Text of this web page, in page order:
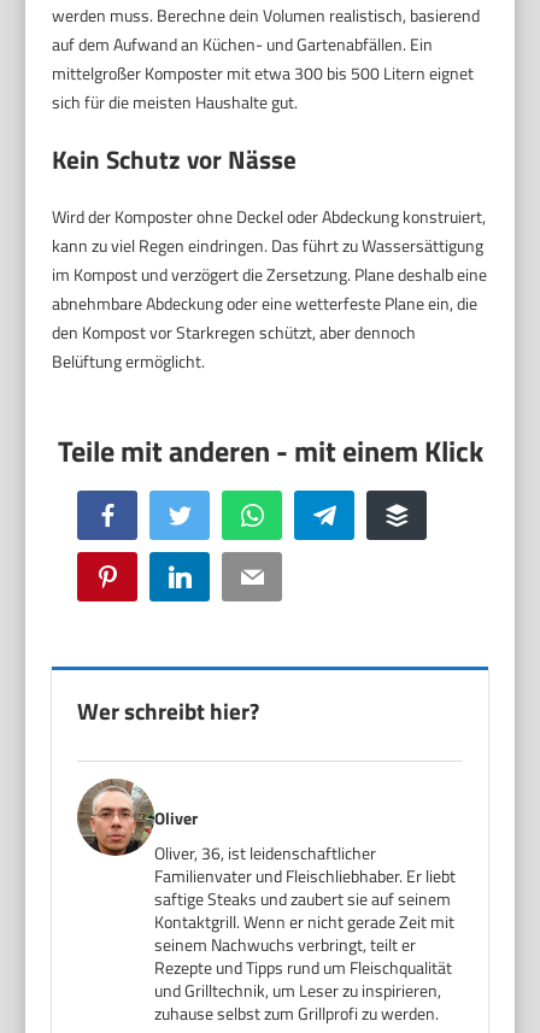
werden muss. Berechne dein Volumen realistisch, basierend
auf dem Aufwand an Küchen- und Gartenabfällen. Ein
mittelgroßer Komposter mit etwa 300 bis 500 Litern eignet
sich für die meisten Haushalte gut.
Kein Schutz vor Nässe
Wird der Komposter ohne Deckel oder Abdeckung konstruiert,
kann zu viel Regen eindringen. Das führt zu Wassersättigung
im Kompost und verzögert die Zersetzung. Plane deshalb eine
abnehmbare Abdeckung oder eine wetterfeste Plane ein, die
den Kompost vor Starkregen schützt, aber dennoch
Belüftung ermöglicht.
Facebook Twitter WhatsApp Telegram Buffer
Pinterest LinkedIn Email
Wer schreibt hier?
Oliver
Oliver, 36, ist leidenschaftlicher
Familienvater und Fleischliebhaber. Er liebt
saftige Steaks und zaubert sie auf seinem
Kontaktgrill. Wenn er nicht gerade Zeit mit
seinem Nachwuchs verbringt, teilt er
Rezepte und Tipps rund um Fleischqualität
und Grilltechnik, um Leser zu inspirieren,
zuhause selbst zum Grillprofi zu werden.